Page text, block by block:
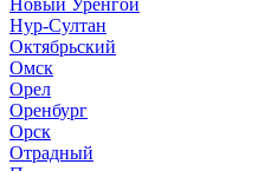
Новый Уренгой
Нур-Султан
Октябрьский
Омск
Орел
Оренбург
Орск
Отрадный